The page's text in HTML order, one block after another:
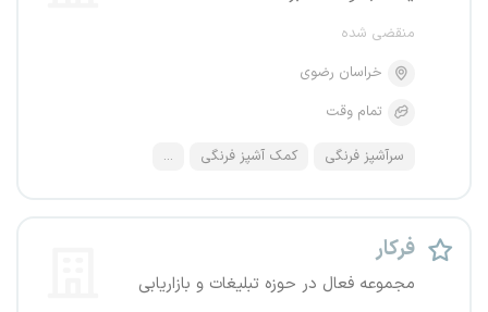
منقضی شده
خراسان رضوی
تمام وقت
سرآشپز فرنگی کمک آشپز فرنگی ...
فرکار
مجموعه فعال در حوزه تبلیغات و بازاریابی